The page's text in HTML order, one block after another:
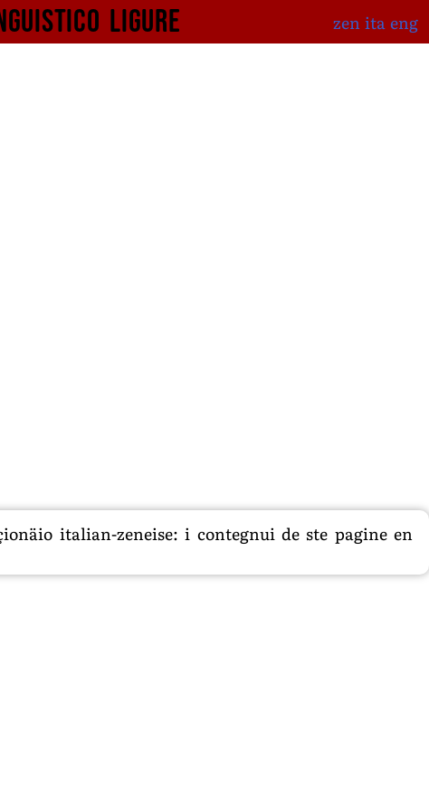
ligure zen ita eng
italian-zeneise: i contegnui de ste pagine en